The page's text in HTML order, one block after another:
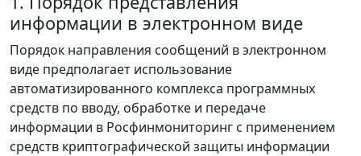
информации в электронном виде
Порядок направления сообщений в электронном
виде предполагает использование
автоматизированного комплекса программных
средств по вводу, обработке и передаче
информации в Росфинмониторинг с применением
средств криптографической защиты информации